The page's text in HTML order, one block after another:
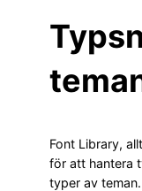
Font Library,
för att hantera
typer av